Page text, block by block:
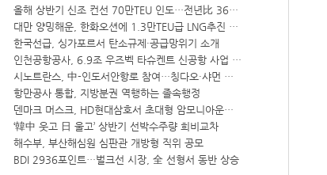
올해 상반기 신조 컨선 70만TEU 인도…전년比 36% 감소
대만 양밍해운, 한화오션에 1.3만TEU급 LNG추진 컨선 6척 발주
한국선급, 싱가포르서 탄소규제·공급망위기 소개
인천공항공사, 6.9조 우즈벡 타슈켄트 신공항 사업 참여
시노트란스, 中-인도서안항로 참여…칭다오·샤먼 직항
항만공사 통합, 지방분권 역행하는 졸속행정
덴마크 머스크, HD현대삼호서 초대형 암모니아운반선 인도받아
‘韓中 웃고 日 울고’ 상반기 선박수주량 희비교차
해수부, 부산해심원 심판관 개방형 직위 공모
BDI 2936포인트…벌크선 시장, 全 선형서 동반 상승